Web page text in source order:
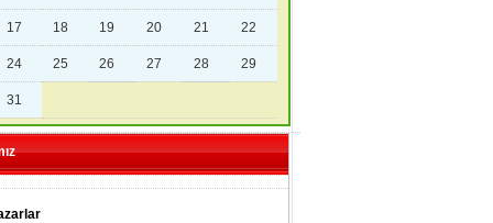
17 18 19 20 21 22
24 25 26 27 28 29
31